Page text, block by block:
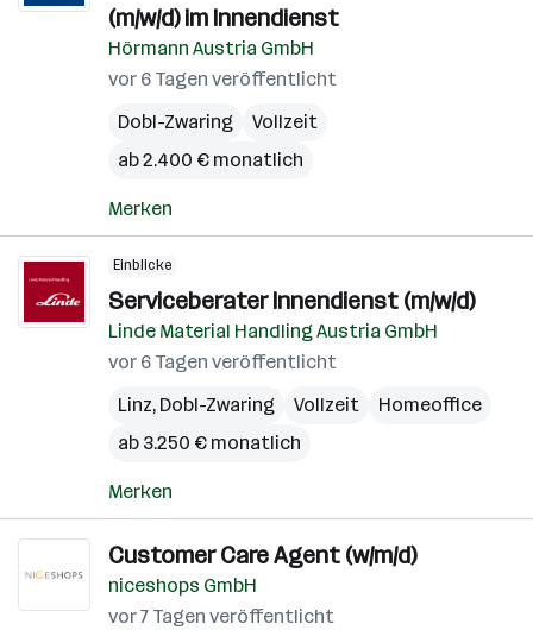
(m/w/d) im Innendienst
Hörmann Austria GmbH
vor 6 Tagen veröffentlicht
Dobl-Zwaring
Vollzeit
ab 2.400 € monatlich
Merken
Einblicke
Serviceberater Innendienst (m/w/d)
Linde Material Handling Austria GmbH
vor 6 Tagen veröffentlicht
Linz, Dobl-Zwaring Vollzeit
Homeoffice
ab 3.250 € monatlich
Merken
Customer Care Agent (w/m/d)
niceshops GmbH
vor 7 Tagen veröffentlicht